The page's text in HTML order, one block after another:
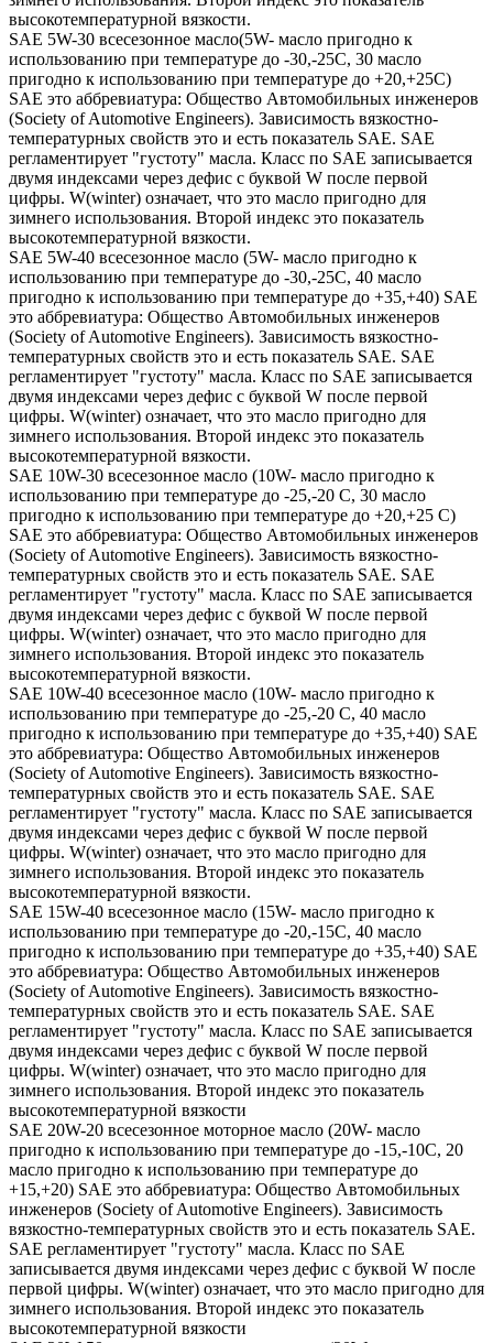
высокотемпературной вязкости.
SAE 5W-30 всесезонное масло(5W- масло пригодно к
использованию при температуре до -30,-25С, 30 масло
пригодно к использованию при температуре до +20,+25С)
SAE это аббревиатура: Общество Автомобильных инженеров
(Society of Automotive Engineers). Зависимость вязкостно-
температурных свойств это и есть показатель SAE. SAE
регламентирует "густоту" масла. Класс по SAE записывается
двумя индексами через дефис с буквой W после первой
цифры. W(winter) означает, что это масло пригодно для
зимнего использования. Второй индекс это показатель
высокотемпературной вязкости.
SAE 5W-40 всесезонное масло (5W- масло пригодно к
использованию при температуре до -30,-25С, 40 масло
пригодно к использованию при температуре до +35,+40) SAE
это аббревиатура: Общество Автомобильных инженеров
(Society of Automotive Engineers). Зависимость вязкостно-
температурных свойств это и есть показатель SAE. SAE
регламентирует "густоту" масла. Класс по SAE записывается
двумя индексами через дефис с буквой W после первой
цифры. W(winter) означает, что это масло пригодно для
зимнего использования. Второй индекс это показатель
высокотемпературной вязкости.
SAE 10W-30 всесезонное масло (10W- масло пригодно к
использованию при температуре до -25,-20 С, 30 масло
пригодно к использованию при температуре до +20,+25 С)
SAE это аббревиатура: Общество Автомобильных инженеров
(Society of Automotive Engineers). Зависимость вязкостно-
температурных свойств это и есть показатель SAE. SAE
регламентирует "густоту" масла. Класс по SAE записывается
двумя индексами через дефис с буквой W после первой
цифры. W(winter) означает, что это масло пригодно для
зимнего использования. Второй индекс это показатель
высокотемпературной вязкости.
SAE 10W-40 всесезонное масло (10W- масло пригодно к
использованию при температуре до -25,-20 С, 40 масло
пригодно к использованию при температуре до +35,+40) SAE
это аббревиатура: Общество Автомобильных инженеров
(Society of Automotive Engineers). Зависимость вязкостно-
температурных свойств это и есть показатель SAE. SAE
регламентирует "густоту" масла. Класс по SAE записывается
двумя индексами через дефис с буквой W после первой
цифры. W(winter) означает, что это масло пригодно для
зимнего использования. Второй индекс это показатель
высокотемпературной вязкости.
SAE 15W-40 всесезонное масло (15W- масло пригодно к
использованию при температуре до -20,-15С, 40 масло
пригодно к использованию при температуре до +35,+40) SAE
это аббревиатура: Общество Автомобильных инженеров
(Society of Automotive Engineers). Зависимость вязкостно-
температурных свойств это и есть показатель SAE. SAE
регламентирует "густоту" масла. Класс по SAE записывается
двумя индексами через дефис с буквой W после первой
цифры. W(winter) означает, что это масло пригодно для
зимнего использования. Второй индекс это показатель
высокотемпературной вязкости
SAE 20W-20 всесезонное моторное масло (20W- масло
пригодно к использованию при температуре до -15,-10С, 20
масло пригодно к использованию при температуре до
+15,+20) SAE это аббревиатура: Общество Автомобильных
инженеров (Society of Automotive Engineers). Зависимость
вязкостно-температурных свойств это и есть показатель SAE.
SAE регламентирует "густоту" масла. Класс по SAE
записывается двумя индексами через дефис с буквой W после
первой цифры. W(winter) означает, что это масло пригодно для
зимнего использования. Второй индекс это показатель
высокотемпературной вязкости